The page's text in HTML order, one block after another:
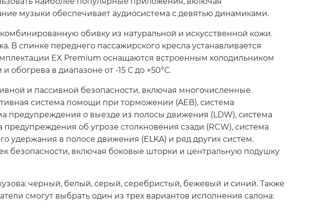
музыки обеспечивает аудиосистема с девятью динамиками.
обивку из натуральной и искусственной кожи.
спинке переднего пассажирского кресла устанавливается
EX Premium оснащаются встроенным холодильником
в диапазоне от -15 С до +50°С.
и пассивной безопасности, включая многочисленные
система помощи при торможении (AEB), система
предупреждения о выезде из полосы движения (LDW), система
об угрозе столкновения сзади (RCW), система
удержания в полосе движения (ELKA) и ряд других систем.
безопасности, включая боковые шторки и центральную подушку
черный, белый, серый, серебристый, бежевый и синий. Также
смогут выбрать один из трех вариантов исполнения салона: